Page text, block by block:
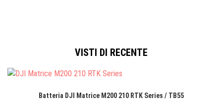
VISTI DI RECENTE
Batteria DJI Matrice M200 210 RTK Series / TB55